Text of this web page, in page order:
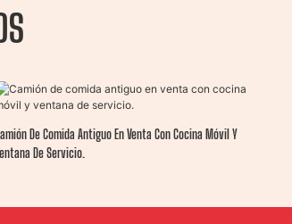
De Comida Antiguo En Venta Con Cocina Móvil Y
De Servicio.